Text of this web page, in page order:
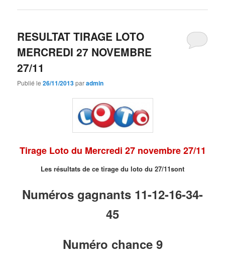
RESULTAT TIRAGE LOTO
MERCREDI 27 NOVEMBRE
27/11
Publié le26/11/2013paradmin
Tirage Loto du Mercredi 27 novembre 27/11
Les résultats de ce tirage du loto du 27/11sont
Numéros gagnants 11-12-16-34-
45
Numéro chance 9